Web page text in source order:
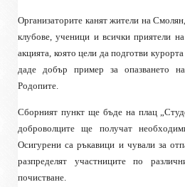
Организаторите канят жители на
клубове, ученици и всички приятели
акцията, която цели да подготви
даде добър пример за опазването
Родопите.
Сборният пункт ще бъде на плац
доброволците ще получат
Осигурени са ръкавици и чували за
разпределят участниците по
почистване.